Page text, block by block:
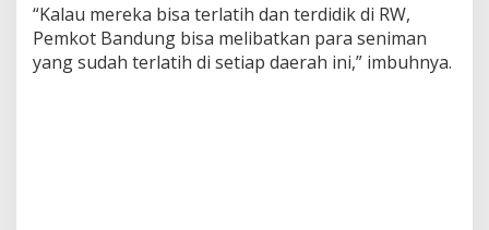
“Kalau mereka bisa terlatih dan terdidik di RW,
Pemkot Bandung bisa melibatkan para seniman
yang sudah terlatih di setiap daerah ini,” imbuhnya.